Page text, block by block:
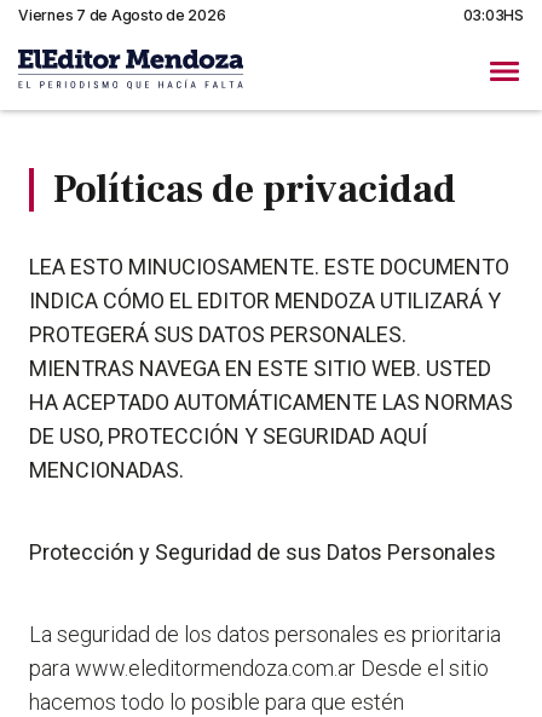
Viernes 7 de Agosto de 2026 03:03HS
Políticas de privacidad
LEA ESTO MINUCIOSAMENTE. ESTE DOCUMENTO
INDICA CÓMO EL EDITOR MENDOZA UTILIZARÁ Y
PROTEGERÁ SUS DATOS PERSONALES.
MIENTRAS NAVEGA EN ESTE SITIO WEB. USTED
HA ACEPTADO AUTOMÁTICAMENTE LAS NORMAS
DE USO, PROTECCIÓN Y SEGURIDAD AQUÍ
MENCIONADAS.
Protección y Seguridad de sus Datos Personales
La seguridad de los datos personales es prioritaria
para www.eleditormendoza.com.ar Desde el sitio
hacemos todo lo posible para que estén